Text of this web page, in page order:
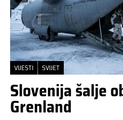
VIJESTI SVIJET
Slovenija šalje
Grenland